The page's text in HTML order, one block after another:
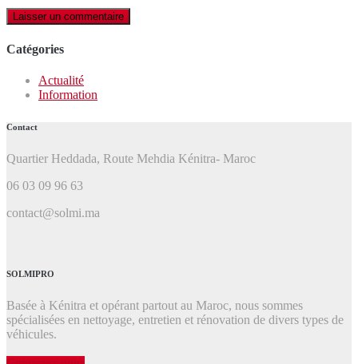
Catégories
Actualité
Information
Contact
Quartier Heddada, Route Mehdia Kénitra- Maroc
06 03 09 96 63
contact@solmi.ma
SOLMIPRO
Basée à Kénitra et opérant partout au Maroc, nous sommes
spécialisées en nettoyage, entretien et rénovation de divers types de
véhicules.